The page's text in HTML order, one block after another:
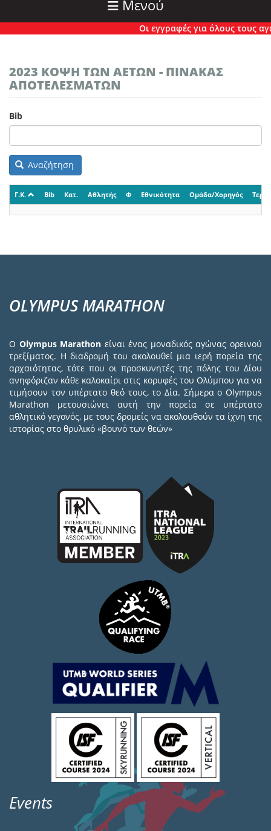
Μενού
Οι εγγραφές για όλους τους
2023 ΚΟΨΗ ΤΩΝ ΑΕΤΩΝ - ΠΙΝΑΚΑΣ
ΑΠΟΤΕΛΕΣΜΑΤΩΝ
Bib
Αναζήτηση
Γ.Κ. Bib Κατ. Αθλητής Φ Εθνικότητα Ομάδα/Χορηγός
OLYMPUS MARATHON
Ο Olympus Marathon είναι ένας μοναδικός αγώνας ορεινού
τρεξίματος. Η διαδρομή του ακολουθεί μια ιερή πορεία της
αρχαιότητας, τότε που οι προσκυνητές της πόλης του Δίου
ανηφόριζαν κάθε καλοκαίρι στις κορυφές του Ολύμπου για να
τιμήσουν τον υπέρτατο θεό τους, το Δία. Σήμερα ο Olympus
Marathon μετουσιώνει αυτή την πορεία σε υπέρτατο
αθλητικό γεγονός, με τους δρομείς να ακολουθούν τα ίχνη της
ιστορίας στο θρυλικό «βουνό των θεών»
Events